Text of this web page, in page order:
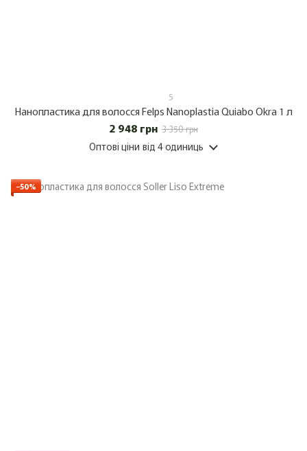
5
Нанопластика для волосся Felps Nanoplastia Quiabo Okra 1 л
2 948 грн 3 350 грн
Оптові ціни від 4 одиниць
−50%